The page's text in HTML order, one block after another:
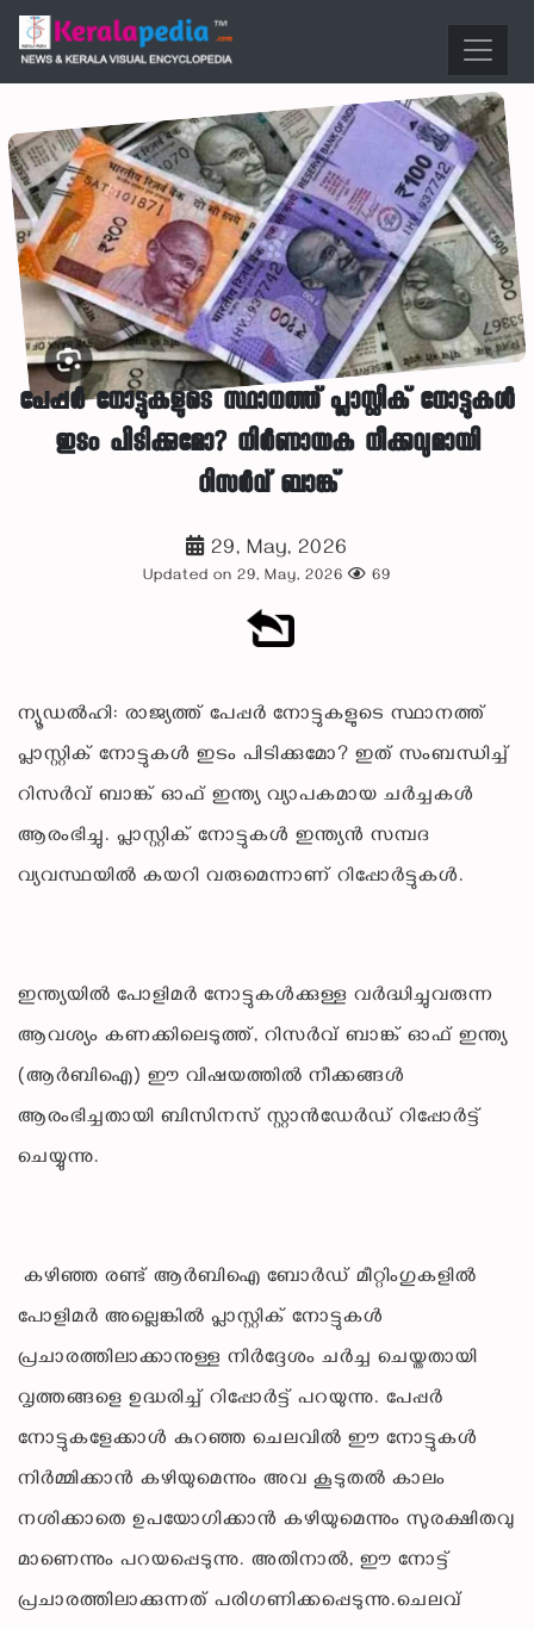
പേപ്പർ നോട്ടുകളുടെ സ്ഥാനത്ത് പ്ലാസ്റ്റിക് നോട്ടുകൾ
ഇടം പിടിക്കുമോ? നിർണായക നീക്കവുമായി
റിസർവ് ബാങ്ക്
29, May, 2026
Updated on 29, May, 2026 69
ന്യൂഡൽഹി: രാജ്യത്ത് പേപ്പർ നോട്ടുകളുടെ സ്ഥാനത്ത്
പ്ലാസ്റ്റിക് നോട്ടുകൾ ഇടം പിടിക്കുമോ? ഇത് സംബന്ധിച്ച്
റിസർവ് ബാങ്ക് ഓഫ് ഇന്ത്യ വ്യാപകമായ ചർച്ചകൾ
ആരംഭിച്ചു. പ്ലാസ്റ്റിക് നോട്ടുകൾ ഇന്ത്യൻ സമ്പദ
വ്യവസ്ഥയിൽ കയറി വരുമെന്നാണ് റിപ്പോർട്ടുകൾ.
ഇന്ത്യയിൽ പോളിമർ നോട്ടുകൾക്കുള്ള വർദ്ധിച്ചുവരുന്ന
ആവശ്യം കണക്കിലെടുത്ത്, റിസർവ് ബാങ്ക് ഓഫ് ഇന്ത്യ
(ആർ‌ബി‌ഐ) ഈ വിഷയത്തിൽ നീക്കങ്ങൾ
ആരംഭിച്ചതായി ബിസിനസ് സ്റ്റാൻഡേർഡ് റിപ്പോർട്ട്
ചെയ്യുന്നു.
കഴിഞ്ഞ രണ്ട് ആർബിഐ ബോർഡ് മീറ്റിംഗുകളിൽ
പോളിമർ അല്ലെങ്കിൽ പ്ലാസ്റ്റിക് നോട്ടുകൾ
പ്രചാരത്തിലാക്കാനുള്ള നിർദ്ദേശം ചർച്ച ചെയ്തതായി
വൃത്തങ്ങളെ ഉദ്ധരിച്ച് റിപ്പോർട്ട് പറയുന്നു. പേപ്പർ
നോട്ടുകളേക്കാൾ കുറഞ്ഞ ചെലവിൽ ഈ നോട്ടുകൾ
നിർമ്മിക്കാൻ കഴിയുമെന്നും അവ കൂടുതൽ കാലം
നശിക്കാതെ ഉപയോഗിക്കാൻ കഴിയുമെന്നും സുരക്ഷിതവു
മാണെന്നും പറയപ്പെടുന്നു. അതിനാൽ, ഈ നോട്ട്
പ്രചാരത്തിലാക്കുന്നത് പരിഗണിക്കപ്പെടുന്നു.ചെലവ്